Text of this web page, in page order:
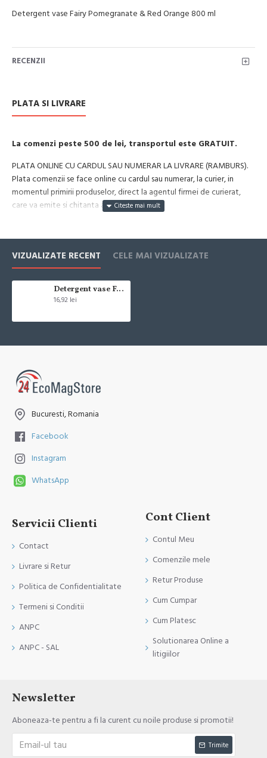
Detergent vase Fairy Pomegranate & Red Orange 800 ml
RECENZII
PLATA SI LIVRARE
La comenzi peste 500 de lei, transportul este GRATUIT.
PLATA ONLINE CU CARDUL SAU NUMERAR LA LIVRARE (RAMBURS).
Plata comenzii se face online cu cardul sau numerar, la curier, in
momentul primirii produselor, direct la agentul firmei de curierat,
care va emite si chitanta aferenta incasarii.
compania de curierat, care va livreaza comanda în decursul a 24-48
pana in ora 12:00 de luni pana vineri. In cazul in care comanda a fost
facuta dupa ora 12:00, sambata sau duminica ne angajam sa trimitem
aproximativ de livrare, in functie de urgenta ta
In cazul aparitiei unor intarzieri, vei fi instiintat prin email.
Produsele sunt livrate la adresa specificata de tine ca adresa de
livrare in momentul plasarii comenzii.
VIZUALIZATE RECENT CELE MAI VIZUALIZATE
Detergent vase Fairy Pomegranate & Red Orange 800 ml
16,92 lei
Bucuresti, Romania
Facebook
Instagram
WhatsApp
Servicii Clienti
Contact
Livrare si Retur
Politica de Confidentialitate
Termeni si Conditii
ANPC
ANPC - SAL
Cont Client
Contul Meu
Comenzile mele
Retur Produse
Cum Cumpar
Cum Platesc
Solutionarea Online a
litigiilor
Newsletter
Aboneaza-te pentru a fi la curent cu noile produse si promotii!
Trimite